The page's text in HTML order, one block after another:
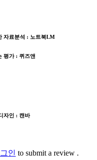
자료분석 : 노트북LM
평가 : 퀴즈앤
자인 : 캔바
인 to submit a review .